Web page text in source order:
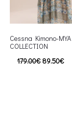
Cessna Kimono-MYA
COLLECTION
179.00€ 89.50€